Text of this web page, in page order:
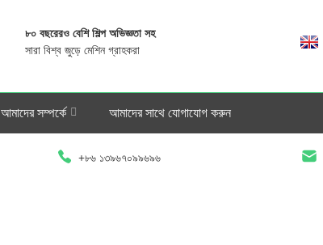
৮০ বছরেরও বেশি শিল্প অভিজ্ঞতা সহ
সারা বিশ্ব জুড়ে মেশিন গ্রাহকরা
আমাদের সম্পর্কে আমাদের সাথে যোগাযোগ করুন
+৮৬ ১৩৯৬৭০৯৯৬৯৬